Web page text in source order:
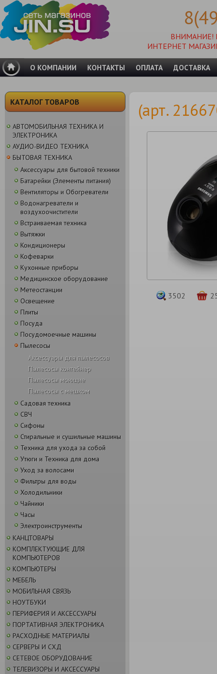
ВНИМАНИЕ!
ИНТЕРНЕТ
О КОМПАНИИ КОНТАКТЫ ОПЛАТА ДОСТАВКА
КАТАЛОГ ТОВАРОВ
АВТОМОБИЛЬНАЯ ТЕХНИКА И
ЭЛЕКТРОНИКА
АУДИО-ВИДЕО ТЕХНИКА
БЫТОВАЯ ТЕХНИКА
Аксессуары для бытовой техники
Батарейки (Элементы питания)
Вентиляторы и Обогреватели
Водонагреватели и
воздухоочистители
Встраиваемая техника
Вытяжки
Кондиционеры
Кофеварки
Кухонные приборы
Медицинское оборудование
Метеостанции
Освещение
Плиты
Посуда
Посудомоечные машины
Пылесосы
Аксессуары для пылесосов
Пылесосы контейнер
Пылесосы моющие
Пылесосы с мешком
Садовая техника
СВЧ
Сифоны
Стиральные и сушильные машины
Техника для ухода за собой
Утюги и Техника для дома
Уход за волосами
Фильтры для воды
Холодильники
Чайники
Часы
Электроинструменты
КАНЦТОВАРЫ
КОМПЛЕКТУЮЩИЕ ДЛЯ
КОМПЬЮТЕРОВ
КОМПЬЮТЕРЫ
МЕБЕЛЬ
МОБИЛЬНАЯ СВЯЗЬ
НОУТБУКИ
ПЕРИФЕРИЯ И АКСЕССУАРЫ
ПОРТАТИВНАЯ ЭЛЕКТРОНИКА
РАСХОДНЫЕ МАТЕРИАЛЫ
СЕРВЕРЫ И СХД
СЕТЕВОЕ ОБОРУДОВАНИЕ
ТЕЛЕВИЗОРЫ И АКСЕССУАРЫ
(арт.
3502